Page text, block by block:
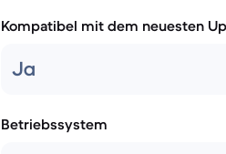
Kompatibel mit dem neuesten
Ja
Betriebssystem